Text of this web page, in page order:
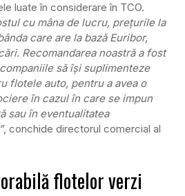
luate în considerare în TCO.
cu mâna de lucru, prețurile la
care are la bază Euribor,
Recomandarea noastră a fost
să își suplimenteze
flotele auto, pentru a avea o
în cazul în care se impun
sau în eventualitatea
, conchide directorul comercial al
flotelor verzi